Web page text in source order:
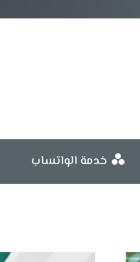
خدمة الواتساب